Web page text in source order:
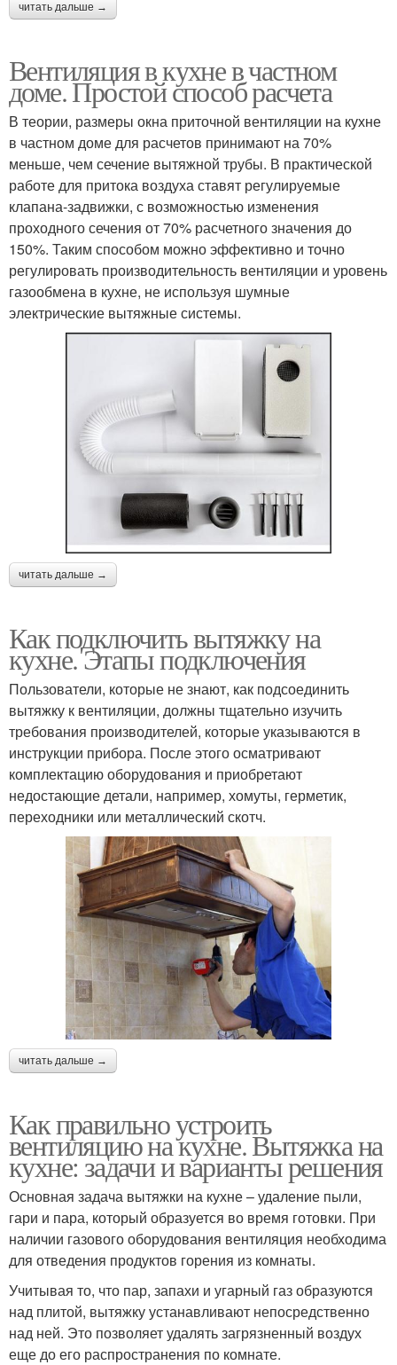
читать дальше →
Вентиляция в кухне в частном
доме. Простой способ расчета
В теории, размеры окна приточной вентиляции на кухне
в частном доме для расчетов принимают на 70%
меньше, чем сечение вытяжной трубы. В практической
работе для притока воздуха ставят регулируемые
клапана-задвижки, с возможностью изменения
проходного сечения от 70% расчетного значения до
150%. Таким способом можно эффективно и точно
регулировать производительность вентиляции и уровень
газообмена в кухне, не используя шумные
электрические вытяжные системы.
читать дальше →
Как подключить вытяжку на
кухне. Этапы подключения
Пользователи, которые не знают, как подсоединить
вытяжку к вентиляции, должны тщательно изучить
требования производителей, которые указываются в
инструкции прибора. После этого осматривают
комплектацию оборудования и приобретают
недостающие детали, например, хомуты, герметик,
переходники или металлический скотч.
читать дальше →
Как правильно устроить
вентиляцию на кухне. Вытяжка на
кухне: задачи и варианты решения
Основная задача вытяжки на кухне – удаление пыли,
гари и пара, который образуется во время готовки. При
наличии газового оборудования вентиляция необходима
для отведения продуктов горения из комнаты.
Учитывая то, что пар, запахи и угарный газ образуются
над плитой, вытяжку устанавливают непосредственно
над ней. Это позволяет удалять загрязненный воздух
еще до его распространения по комнате.